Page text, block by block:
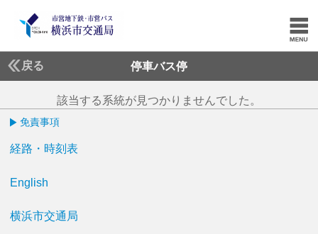
戻る 停車バス停
該当する系統が見つかりませんでした。
免責事項
経路・時刻表
English
横浜市交通局